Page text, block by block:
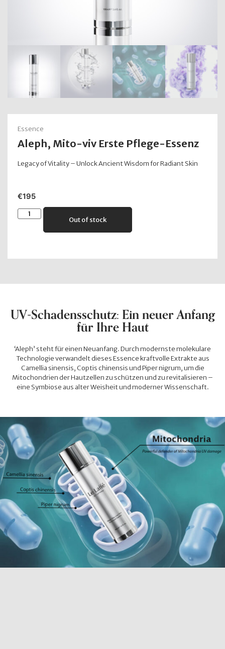
Essence
Aleph, Mito-viv Erste Pflege-Essenz
Legacy of Vitality – Unlock Ancient Wisdom for Radiant Skin
€195
Out of stock
UV-Schadensschutz: Ein neuer Anfang
für Ihre Haut
‘Aleph’ steht für einen Neuanfang. Durch modernste molekulare
Technologie verwandelt dieses Essence kraftvolle Extrakte aus
Camellia sinensis, Coptis chinensis und Piper nigrum, um die
Mitochondrien der Hautzellen zu schützen und zu revitalisieren –
eine Symbiose aus alter Weisheit und moderner Wissenschaft.